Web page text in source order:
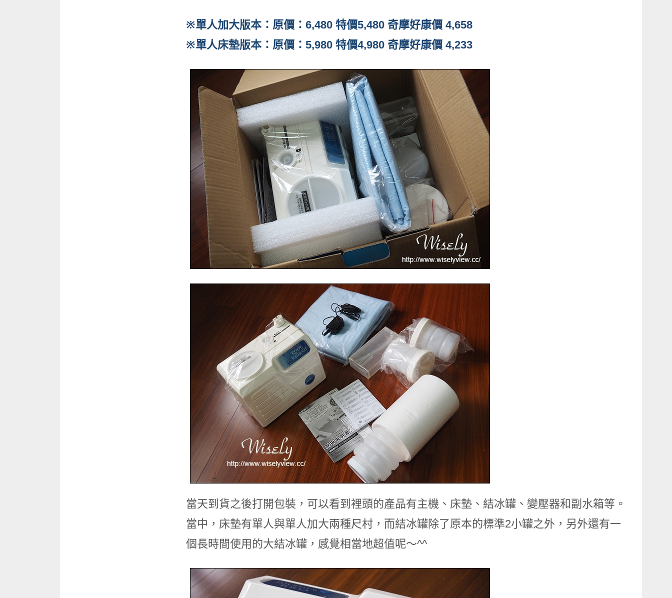
※單人加大版本：原價：6,480 特價5,480 奇摩好康價 4,658
※單人床墊版本：原價：5,980 特價4,980 奇摩好康價 4,233
當天到貨之後打開包裝，可以看到裡頭的產品有主機、床墊、結冰罐、變壓器和副水箱等。
當中，床墊有單人與單人加大兩種尺村，而結冰罐除了原本的標準2小罐之外，另外還有一
個長時間使用的大結冰罐，感覺相當地超值呢～^^